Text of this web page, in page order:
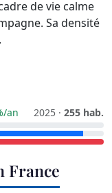
de vie calme
Sa densité
.
an 2025 · 255 hab.
France